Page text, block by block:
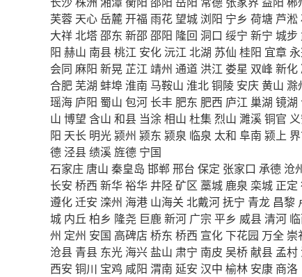
芙蓉 天心岳麓开福 雨花望城 浏阳 宁乡 荷塘 芦淞
大祥北塔邵东 新邵邵阳 隆回 洞口 绥宁 新宁 城步
阳 赫山 南县桃江 安化沅江 北湖 苏仙 桂阳 宜章
会同 麻阳 新晃 芷江 靖州 通道 洪江 娄星 双峰 新化
合肥 芜湖 蚌埠淮南 马鞍山 淮北铜陵 安庆黄山 滁
瑶海 庐阳 蜀山 包河 长丰 肥东 肥西 庐江 巢湖 镜湖
山 博望 含山 和县 当涂相山 杜集 烈山 濉溪铜官
阳 天长 明光颍州 颍东 颍泉 临泉 太和 阜南 颍上
德 泾县绩溪旌德 宁国
石家庄 唐山 秦皇岛 邯郸 邢台 保定 张家口 承德 沧
长安 桥西 新华裕华 井陉矿区 藁城 鹿泉 栾城 正定
遵化迁安 滦州 海港 山海关 北戴河抚宁 青龙 昌黎
城 内丘 柏乡 隆尧 巨鹿新河 广宗 平乡 威县清河
州 定州 安国 高碑店 桥东 桥西 宣化下花园 万全 崇
沧县 青县 东光 海兴 盐山 肃宁 南皮 吴桥献县 孟村
西安 铜川 宝鸡 咸阳 渭南 延安 汉中 榆林 安康 商洛